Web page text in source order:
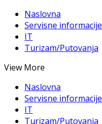
Naslovna
Servisne informacije
IT
Turizam/Putovanja
View More
Naslovna
Servisne informacije
IT
Turizam/Putovanja